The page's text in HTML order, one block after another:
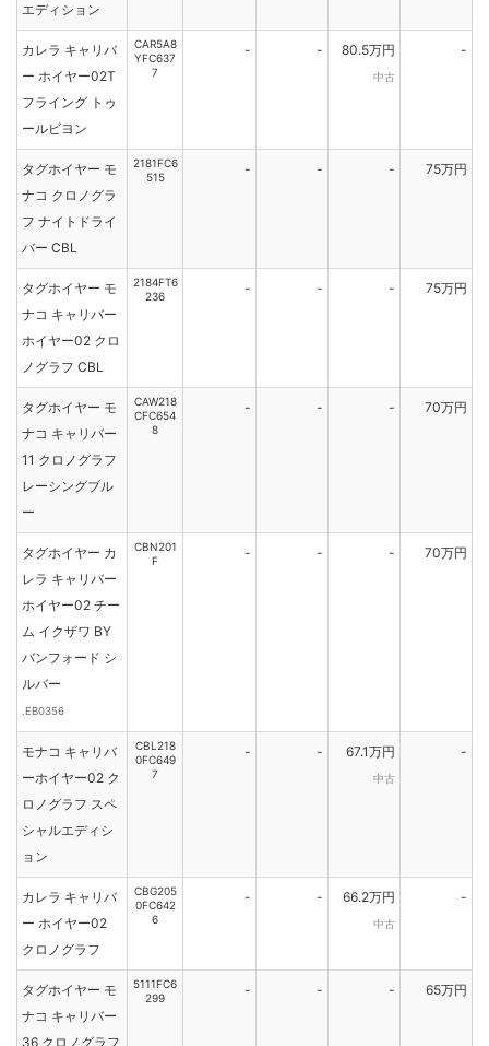
エディション
カレラ キャリバ
ー ホイヤー02T
フライング トゥ
ールビヨン
CAR5A8
YFC637
7
- - 80.5万円
中古
-
タグホイヤー モ
ナコ クロノグラ
フ ナイトドライ
バー CBL
2181FC6
515
- - - 75万円
タグホイヤー モ
ナコ キャリバー
ホイヤー02 クロ
ノグラフ CBL
2184FT6
236
- - - 75万円
タグホイヤー モ
ナコ キャリバー
11 クロノグラフ
レーシングブル
ー
CAW218
CFC654
8
- - - 70万円
タグホイヤー カ
レラ キャリバー
ホイヤー02 チー
ム イクザワ BY
バンフォード シ
ルバー
.EB0356
CBN201
F
- - - 70万円
モナコ キャリバ
ーホイヤー02 ク
ロノグラフ スペ
シャルエディシ
ョン
CBL218
0FC649
7
- - 67.1万円
中古
-
カレラ キャリバ
ー ホイヤー02
クロノグラフ
CBG205
0FC642
6
- - 66.2万円
中古
-
タグホイヤー モ
ナコ キャリバー
36 クロノグラフ
5111FC6
299
- - - 65万円